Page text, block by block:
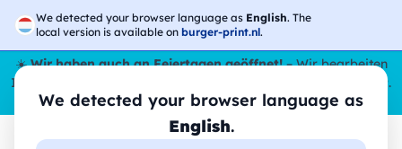
We detected your browser language as English. The
local version is available on burger-print.nl.
We detected your browser language as
English.
☀️Wir haben auch an Feiertagen geöffnet!– Wir bearbeiten
Ihre Bestellungen den ganzen Sommer über,
sogar im August.
😎🌴